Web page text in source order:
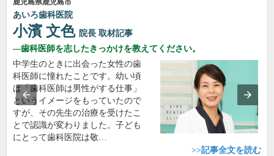
鹿児島県鹿児島市
あいろ歯科医院
小濱 文色 院長 取材記事
歯科医師を志したきっかけを教えてください。
中学生のときに出会った女性の歯
科医師に憧れたことです。幼い頃
は「歯科医師は男性がする仕事」
というイメージをもっていたので
すが、その先生の治療を受けたこ
とで認識が変わりました。子ども
にとって歯科医院は敬…
>>記事全文を読む